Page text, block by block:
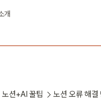
개
노션+AI 꿀팁 노션 오류 해결